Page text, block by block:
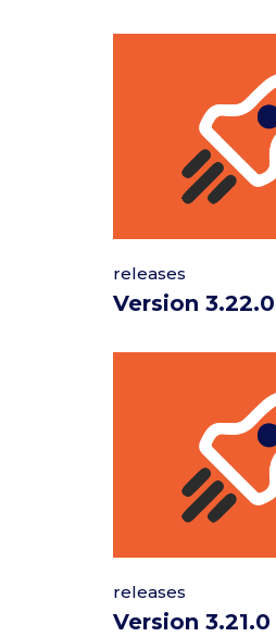
releases
Version 3.22.0
releases
Version 3.21.0